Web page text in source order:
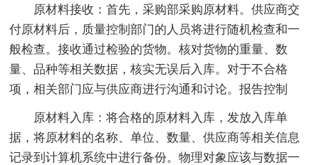
原材料接收：首先，采购部采购原材料。供应商交
付原材料后，质量控制部门的人员将进行随机检查和一
般检查。接收通过检验的货物。核对货物的重量、数
量、品种等相关数据，核实无误后入库。对于不合格
项，相关部门应与供应商进行沟通和讨论。报告控制
原材料入库：将合格的原材料入库，发放入库单
据，将原材料的名称、单位、数量、供应商等相关信息
记录到计算机系统中进行备份。物理对象应该与数据一